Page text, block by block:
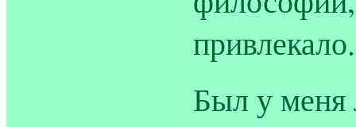
привлекало.
Был у меня